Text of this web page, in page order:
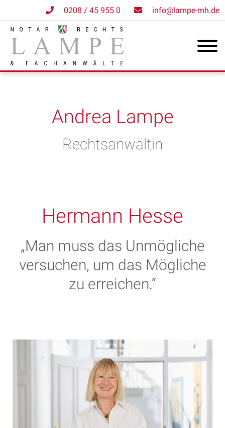
0208 / 45 955 0 info@lampe-mh.de
Andrea Lampe
Rechtsanwältin
Hermann Hesse
„Man muss das Unmögliche
versuchen, um das Mögliche
zu erreichen.“